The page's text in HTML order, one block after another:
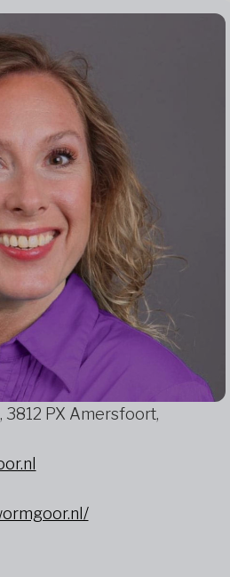
3812 PX Amersfoort,